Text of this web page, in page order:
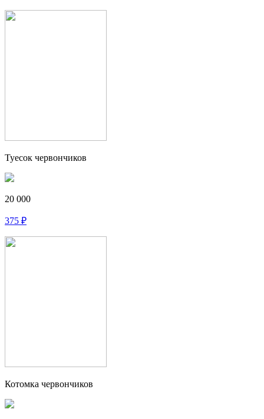
Туесок червончиков
20 000
375 ₽
Котомка червончиков